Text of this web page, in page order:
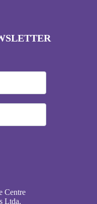
Centre
Ltda.